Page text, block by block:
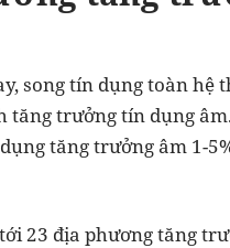
song tín dụng toàn hệ
tăng trưởng tín dụng
tăng trưởng âm 1-
23 địa phương tăng